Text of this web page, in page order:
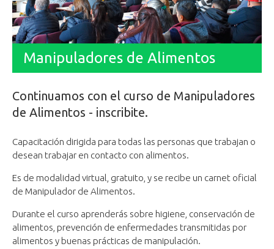
Manipuladores de Alimentos
Continuamos con el curso de Manipuladores
de Alimentos - inscribite.
Capacitación dirigida para todas las personas que trabajan o
desean trabajar en contacto con alimentos.
Es de modalidad virtual, gratuito, y se recibe un carnet oficial
de Manipulador de Alimentos.
Durante el curso aprenderás sobre higiene, conservación de
alimentos, prevención de enfermedades transmitidas por
alimentos y buenas prácticas de manipulación.